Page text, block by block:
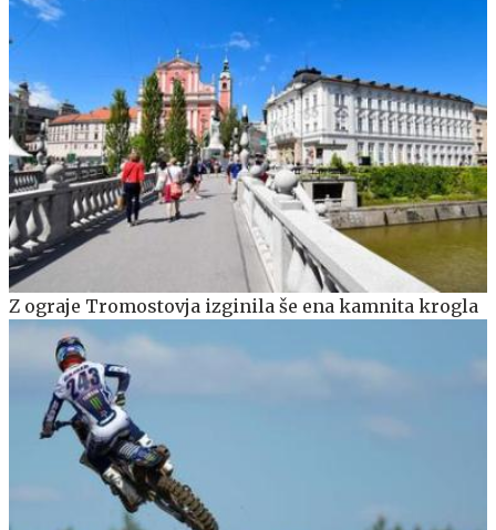
Z ograje Tromostovja izginila še ena kamnita krogla